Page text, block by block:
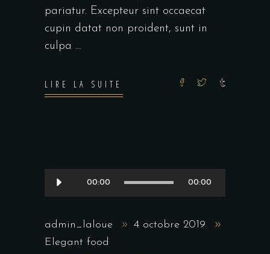
pariatur. Excepteur sint occaecat
cupin datat non proident, sunt in
culpa
LIRE LA SUITE
Lecteur
audio
00:00 00:00
admin_laloue
4 octobre 2019
Elegant food